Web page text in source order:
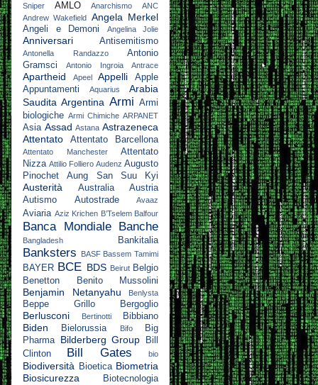
Sniper
AMLO Anarchismo
ANC
Andrew Wakefield Angela Merkel
Angeli e Demoni Angelina Jolie
Anniversari Antisemitismo
Antonella Randazzo
Antonio
Gramsci
Antonio Ingroia Antrace
Apartheid Apeel Appelli
Apple
Appuntamenti
Aquarius
Arabia
Saudita Argentina Armi Armi
biologiche Armi Chimiche ARPANET
Asia Assad Astana Astrazeneca
Attentato
Attentato Barcellona
Attentato Manchester
Attentato
Nizza Attilio Folliero Audenz Augusto
Pinochet
Aung San Suu Kyi
Austerità Australia
Austria
Autismo
Autostrade Avaaz
Aviaria Aziz Krichen B’Tselem Balfour
Banca Mondiale Banche
Bangladesh Bankitalia
Banksters BASF Bassem Tamimi
BAYER BCE BDS Beirut Belgio
Benetton
Benito Mussolini
Benjamin Netanyahu Benlysta
Beppe Grillo Bergoglio
Berlusconi Bertinotti Bibbiano
Biden Bielorussia Bifo
Big
Pharma
Bilderberg Group
Bill
Clinton
Bill Gates bio
Biodiversità Bioetica Biometria
Biosicurezza
Biotecnologia